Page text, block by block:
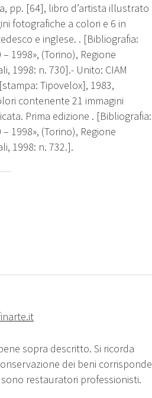
pp. [64], libro d’artista illustrato
fotografiche a colori e 6 in
e inglese. . [Bibliografia:
1998», (Torino), Regione
1998: n. 730].- Unito: CIAM
Tipovelox], 1983,
contenente 21 immagini
Prima edizione . [Bibliografia:
1998», (Torino), Regione
1998: n. 732.].
sopra descritto. Si ricorda
dei beni corrisponde
restauratori professionisti.